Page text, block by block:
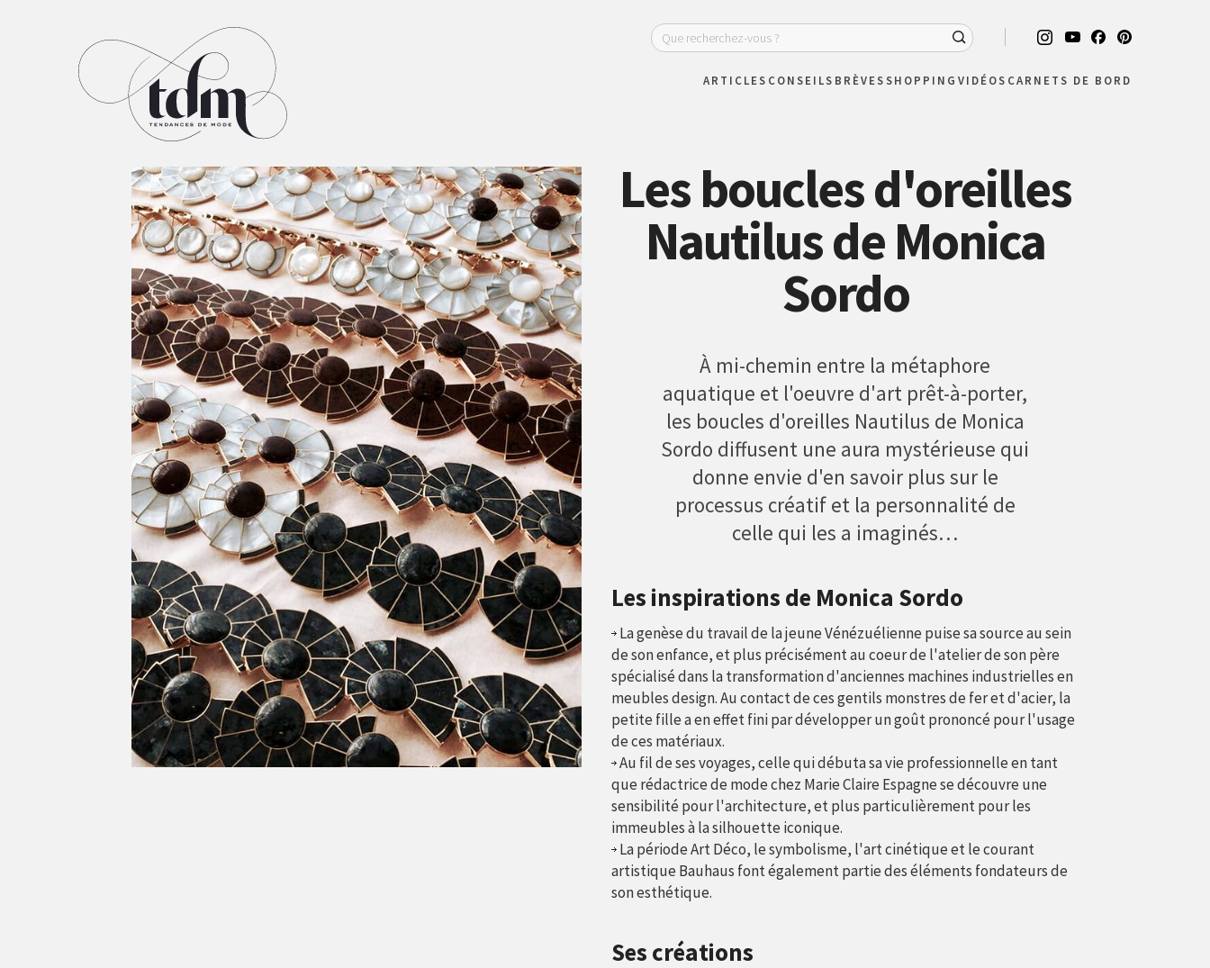
ARTICLES CONSEILS BRÈVESSHOPPING VIDÉOS CARNETS DE BORD
Les boucles d'oreilles
Nautilus de Monica
Sordo
À mi-chemin entre la métaphore
aquatique et l'oeuvre d'art prêt-à-porter,
les boucles d'oreilles Nautilus de Monica
Sordo diffusent une aura mystérieuse qui
donne envie d'en savoir plus sur le
processus créatif et la personnalité de
celle qui les a imaginés…
Les inspirations de Monica Sordo
La genèse du travail de la jeune Vénézuélienne puise sa source au sein
de son enfance, et plus précisément au coeur de l'atelier de son père
spécialisé dans la transformation d'anciennes machines industrielles en
meubles design. Au contact de ces gentils monstres de fer et d'acier, la
petite fille a en effet fini par développer un goût prononcé pour l'usage
de ces matériaux.
Au fil de ses voyages, celle qui débuta sa vie professionnelle en tant
que rédactrice de mode chez Marie Claire Espagne se découvre une
sensibilité pour l'architecture, et plus particulièrement pour les
immeubles à la silhouette iconique.
La période Art Déco, le symbolisme, l'art cinétique et le courant
artistique Bauhaus font également partie des éléments fondateurs de
son esthétique.
Ses créations